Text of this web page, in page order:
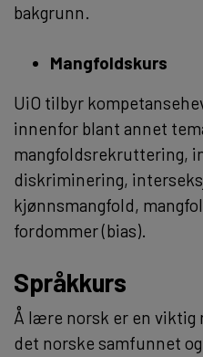
bakgrunn.
Mangfoldskurs
UiO tilbyr
innenfor blant annet
mangfoldsrekruttering,
diskriminering,
kjønnsmangfold,
fordommer (bias).
Språkkurs
Å lære norsk er en viktig
det norske samfunnet